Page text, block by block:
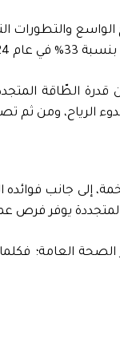
الواسع
ساعة في 2025.
قدرة الطّاقة
ومن ثم
جانب فوائده
يوفر
العامة؛